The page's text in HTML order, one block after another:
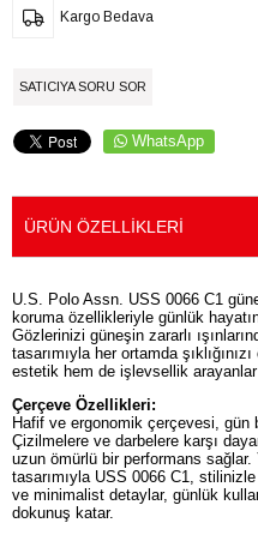
Kargo Bedava
SATICIYA SORU SOR
WhatsApp
ÜRÜN ÖZELLIKLERI
U.S. Polo Assn. USS 0066 C1
koruma özellikleriyle günlük
Gözlerinizi güneşin zararlı
tasarımıyla her ortamda
estetik hem de işlevsellik
Çerçeve Özellikleri:
Hafif ve ergonomik çerçevesi, gün
Çizilmelere ve darbelere karşı
uzun ömürlü bir performans
tasarımıyla USS 0066 C1,
ve minimalist detaylar, günlük
dokunuş katar.